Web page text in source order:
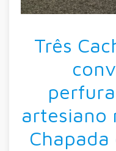
Três
artesiano